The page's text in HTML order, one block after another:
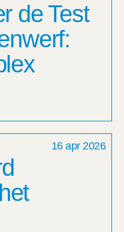
de Test
16 apr 2026